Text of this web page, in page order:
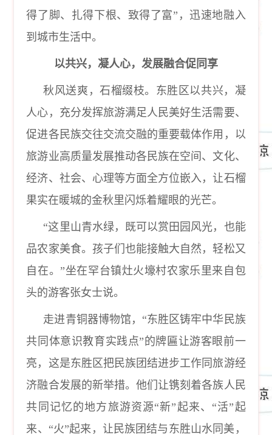
得了脚、扎得下根、致得了富”，迅速地融入
到城市生活中。
以共兴，凝人心，发展融合促同享
秋风送爽，石榴缀枝。东胜区以共兴，凝
人心，充分发挥旅游满足人民美好生活需要、
促进各民族交往交流交融的重要载体作用，以
旅游业高质量发展推动各民族在空间、文化、
经济、社会、心理等方面全方位嵌入，让石榴
果实在暖城的金秋里闪烁着耀眼的光芒。
“这里山青水绿，既可以赏田园风光，也能
品农家美食。孩子们也能接触大自然，轻松又
自在。”坐在罕台镇灶火壕村农家乐里来自包
头的游客张女士说。
走进青铜器博物馆， “东胜区铸牢中华民族
共同体意识教育实践点”的牌匾让游客眼前一
亮，这是东胜区把民族团结进步工作同旅游经
济融合发展的新举措。他们让镌刻着各族人民
共同记忆的地方旅游资源“新”起来、“活”起
来、“火”起来，让民族团结与东胜山水同美，